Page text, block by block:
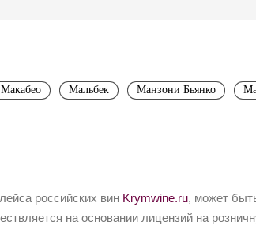
Макабео Мальбек Манзони Бьянко
российских вин Krymwine.ru, может
на основании лицензий на